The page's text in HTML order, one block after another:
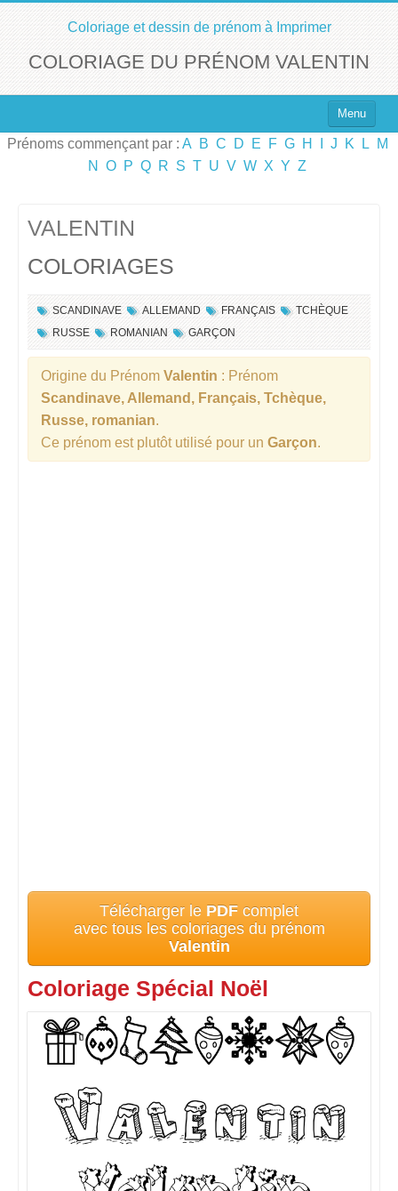
Coloriage et dessin de prénom à Imprimer
COLORIAGE DU PRÉNOM VALENTIN
Menu
Top 100 des Prénoms
Prénoms commençant par : A B C D E F G H J K L
M
N
O P Q R S T U V W X Y Z
VALENTIN
COLORIAGES
SCANDINAVE ALLEMAND FRANÇAIS
TCHÈQUE
RUSSE
ROMANIAN GARÇON
Origine du Prénom Valentin : Prénom
Scandinave, Allemand, Français, Tchèque,
Russe, romanian.
Ce prénom est plutôt utilisé pour un Garçon.
Télécharger le PDF complet
avec tous les coloriages du prénom
Valentin
Coloriage Spécial Noël